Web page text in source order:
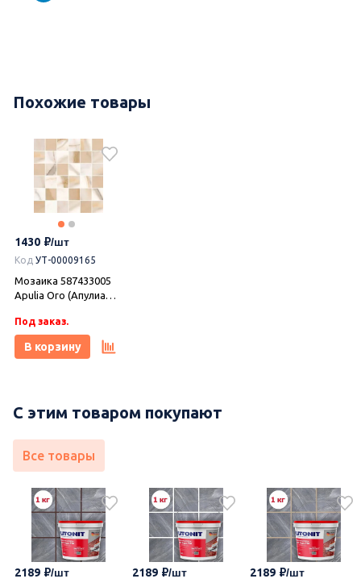
Похожие товары
1430
Код УТ-00009165
Мозаика 587433005
Apulia Oro (Апулиа
Azori (Азори)
Под заказ.
В корзину
С этим товаром покупают
Все товары
2189 2189 2189